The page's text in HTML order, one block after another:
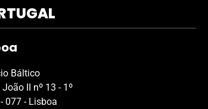
Báltico
João II nº 13 - 1º
077 - Lisboa